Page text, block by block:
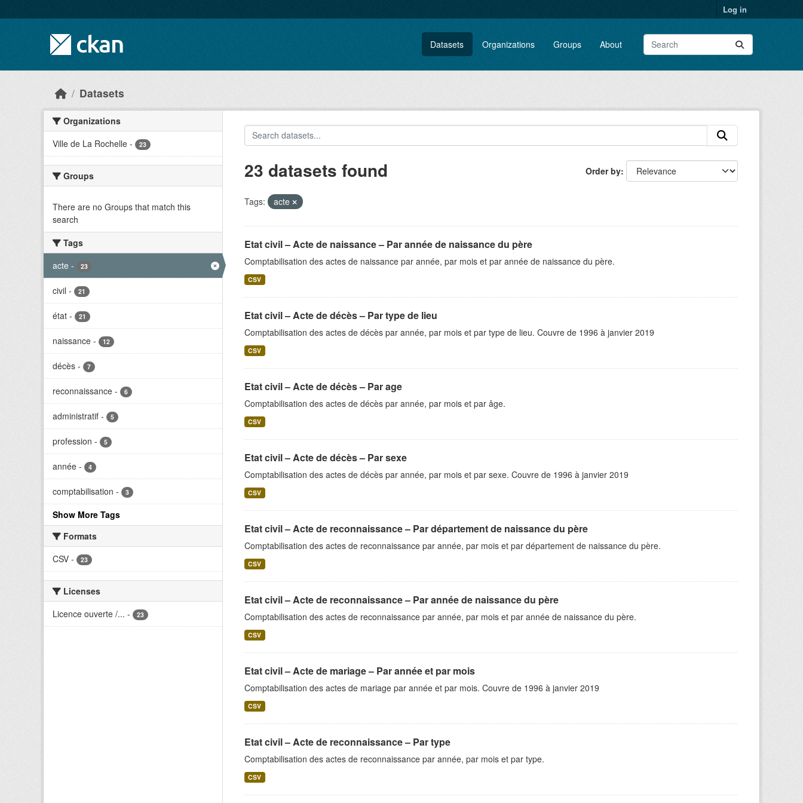
Log in
Datasets Organizations Groups About
Datasets
Organizations
Ville de La Rochelle - 23
Groups
There are no Groups that match this
search
Tags
acte - 23
civil - 21
état - 21
naissance - 12
décès - 7
reconnaissance - 6
administratif - 5
profession - 5
année - 4
comptabilisation - 3
Show More Tags
Formats
CSV - 23
Licenses
Licence ouverte /... - 23
Order by
23 datasets found
Tags: acte
Etat civil – Acte de naissance – Par année de naissance du père
Comptabilisation des actes de naissance par année, par mois et par année de naissance du père.
CSV
Etat civil – Acte de décès – Par type de lieu
Comptabilisation des actes de décès par année, par mois et par type de lieu. Couvre de 1996 à janvier 2019
CSV
Etat civil – Acte de décès – Par age
Comptabilisation des actes de décès par année, par mois et par âge.
CSV
Etat civil – Acte de décès – Par sexe
Comptabilisation des actes de décès par année, par mois et par sexe. Couvre de 1996 à janvier 2019
CSV
Etat civil – Acte de reconnaissance – Par département de naissance du père
Comptabilisation des actes de reconnaissance par année, par mois et par département de naissance du père.
CSV
Etat civil – Acte de reconnaissance – Par année de naissance du père
Comptabilisation des actes de reconnaissance par année, par mois et par année de naissance du père.
CSV
Etat civil – Acte de mariage – Par année et par mois
Comptabilisation des actes de mariage par année et par mois. Couvre de 1996 à janvier 2019
CSV
Etat civil – Acte de reconnaissance – Par type
Comptabilisation des actes de reconnaissance par année, par mois et par type.
CSV